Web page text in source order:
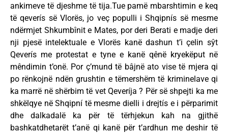
ankimeve të djeshme të tija.Tue pamë mbarshtimin e keq
të qeverís së Vlorës, jo veç populli i Shqipnís së mesme
ndërmjet Shkumbînit e Mates, por deri Berati e madje deri
nji pjesë intelektuale e Vlorës kanë dashun t’i çelin sŷt
Qeverís me protestat e tyne e kanë qênë kryekëput në
mêndimin t’onë. Por ç’mund të bâjnë ato vise të mjera qi
po rënkojnë ndën grushtin e tëmershëm të kriminelave qi
ka marrë në shërbim të vet Qeveríja ? Për së shpejti ka me
shkëlqye në Shqipní të mesme dielli i drejtís e i përparimit
dhe dalkadalë ka për të tërhjekun kah na gjithë
bashkatdhetarët t’anë qi kanë për t’ardhun me deshir të